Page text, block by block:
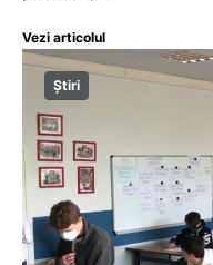
Vezi articolul
Știri